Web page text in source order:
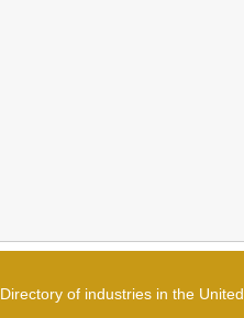
دليل الصناعات في الولايات المتحدة الأمريكية , شركات صناعية في الولايات المتحدة الأمريكية , Directory of industries in the United